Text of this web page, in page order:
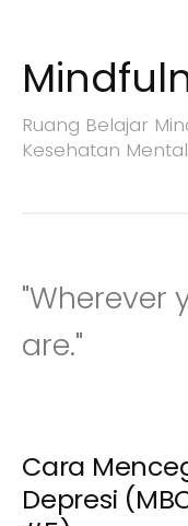
S
k
i
p
n
t
e
Ruang Belajar
Kesehatan Mental
"Wherever
are."
Cara
Depresi